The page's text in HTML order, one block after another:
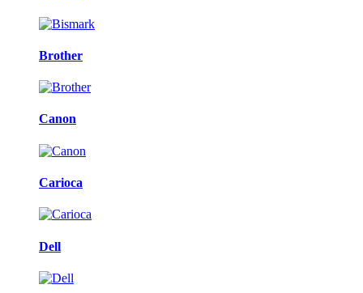
Brother
Canon
Carioca
Dell